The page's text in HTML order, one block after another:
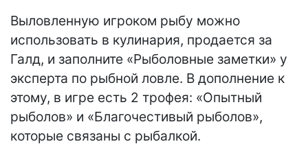
Выловленную игроком рыбу можно
использовать в кулинария, продается за
Галд, и заполните «Рыболовные заметки» у
эксперта по рыбной ловле. В дополнение к
этому, в игре есть 2 трофея: «Опытный
рыболов» и «Благочестивый рыболов»,
которые связаны с рыбалкой.